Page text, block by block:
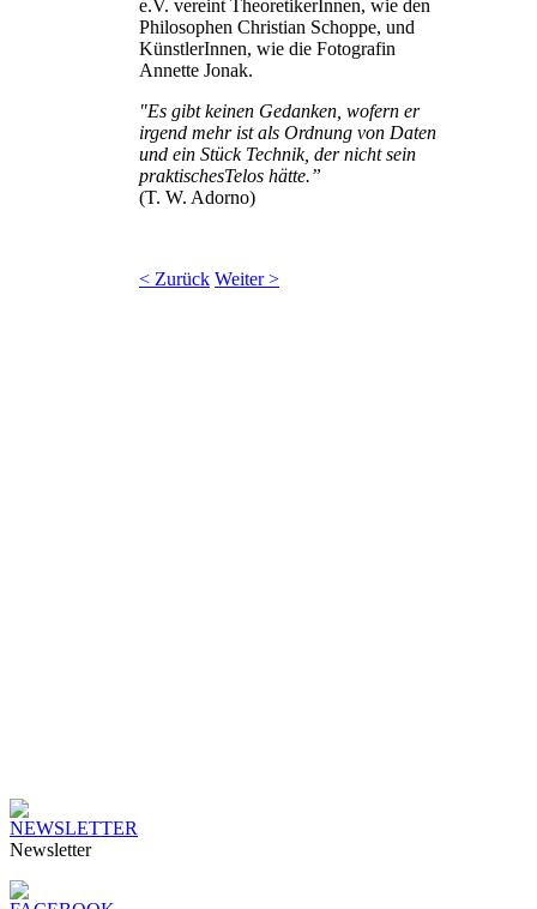
e.V. vereint TheoretikerInnen, wie den
Philosophen Christian Schoppe, und
KünstlerInnen, wie die Fotografin
Annette Jonak.
"Es gibt keinen Gedanken, wofern er
irgend mehr ist als Ordnung von Daten
und ein Stück Technik, der nicht sein
praktischesTelos hätte.”
(T. W. Adorno)
< Zurück Weiter >
Newsletter